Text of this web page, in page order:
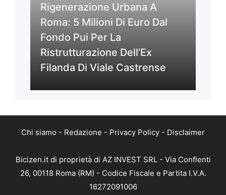
Rigenerazione Urbana A
Roma: 5 Milioni Di Euro Dal
Fondo Pui Per La
Ristrutturazione Dell’Ex
Filanda Di Viale Castrense
Chi siamo - Redazione - Privacy Policy - Disclaimer
Bicizen.it di proprietà di AZ INVEST SRL - Via Conflenti
26, 00118 Roma (RM) - Codice Fiscale e Partita I.V.A.
16272091006